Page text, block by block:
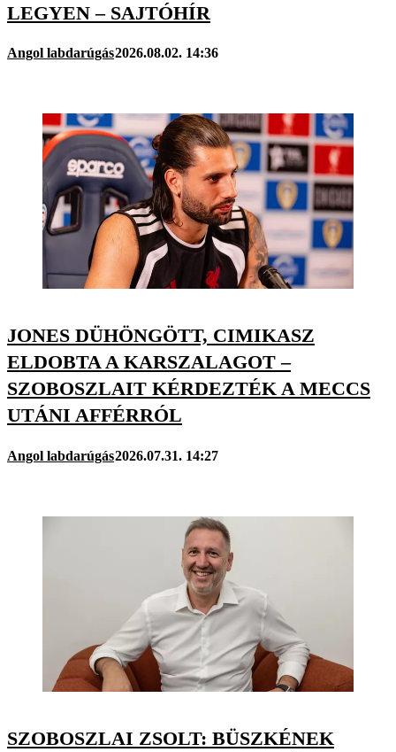
LEGYEN – SAJTÓHÍR
Angol labdarúgás2026.08.02. 14:36
JONES DÜHÖNGÖTT, CIMIKASZ
ELDOBTA A KARSZALAGOT –
SZOBOSZLAIT KÉRDEZTÉK A MECCS
UTÁNI AFFÉRRÓL
Angol labdarúgás2026.07.31. 14:27
SZOBOSZLAI ZSOLT: BÜSZKÉNEK